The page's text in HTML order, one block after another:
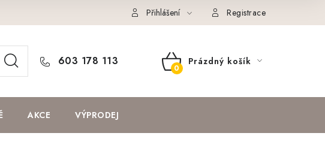
Přihlášení Registrace
603 178 113
NÁKUPNÍ
Prázdný košík
AKCE VÝPRODEJ